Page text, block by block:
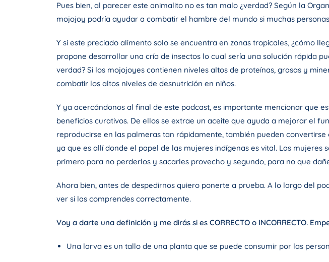
Pues bien, al parecer este animalito no es tan malo ¿verdad? Según la
mojojoy podría ayudar a combatir el hambre del mundo si muchas
Y si este preciado alimento solo se encuentra en zonas tropicales, ¿cómo
propone desarrollar una cría de insectos lo cual sería una solución rápida
verdad? Si los mojojoyes contienen niveles altos de proteínas, grasas y
combatir los altos niveles de desnutrición en niños.
Y ya acercándonos al final de este podcast, es importante mencionar que
beneficios curativos. De ellos se extrae un aceite que ayuda a mejorar el
reproducirse en las palmeras tan rápidamente, también pueden
ya que es allí donde el papel de las mujeres indígenas es vital. Las
primero para no perderlos y sacarles provecho y segundo, para no que
Ahora bien, antes de despedirnos quiero ponerte a prueba. A lo largo del
ver si las comprendes correctamente.
Voy a darte una definición y me dirás si es CORRECTO o INCORRECTO.
Una larva es un tallo de una planta que se puede consumir por las